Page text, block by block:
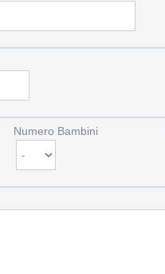
Numero Bambini